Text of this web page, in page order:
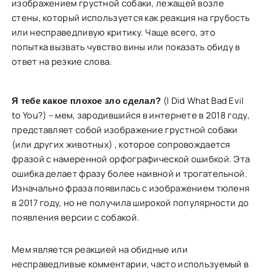
изображением грустной собаки, лежащей возле
стены, который используется как реакция на грубость
или несправедливую критику. Чаще всего, это
попытка вызвать чувство вины или показать обиду в
ответ на резкие слова.
Я тебе какое плохое зло сделал? (I Did What Bad Evil
to You?) – мем, зародившийся в интернете в 2018 году,
представляет собой изображение грустной собаки
(или других животных) , которое сопровождается
фразой с намеренной орфографической ошибкой. Эта
ошибка делает фразу более наивной и трогательной.
Изначально фраза появилась с изображением тюленя
в 2017 году, но не получила широкой популярности до
появления версии с собакой.
Мем является реакцией на обидные или
несправедливые комментарии, часто используемый в